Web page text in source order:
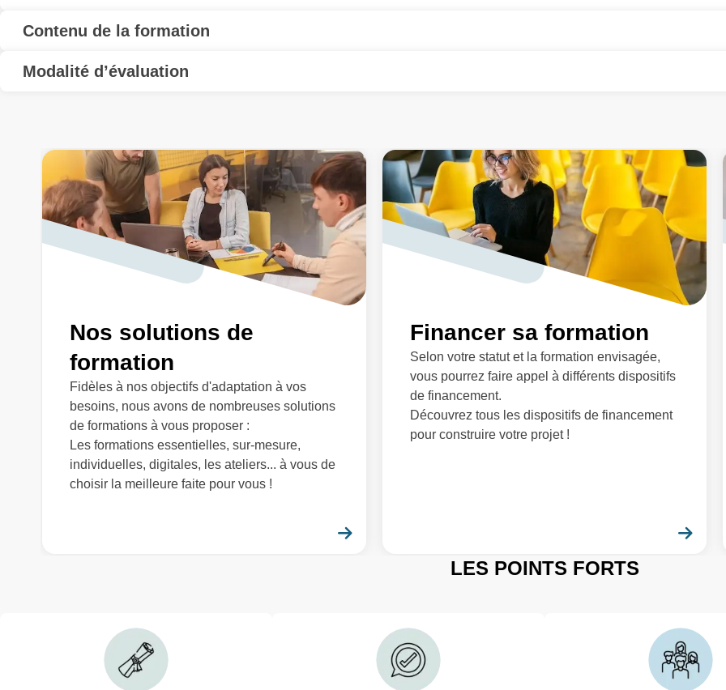
Contenu de la formation
Modalité d’évaluation
Nos solutions de
formation
Fidèles à nos objectifs d'adaptation à vos
besoins, nous avons de nombreuses solutions
de formations à vous proposer :
Les formations essentielles, sur-mesure,
individuelles, digitales, les ateliers... à vous de
choisir la meilleure faite pour vous !
Financer sa formation
Selon votre statut et la formation envisagée,
vous pourrez faire appel à différents dispositifs
de financement.
Découvrez tous les dispositifs de financement
pour construire votre projet !
LES POINTS FORTS